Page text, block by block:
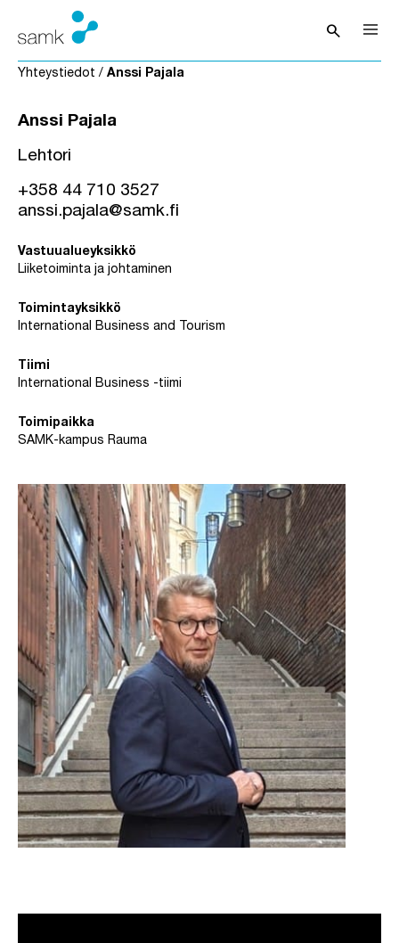
Siirry sisältöön
searchAvaa haku
Yhteystiedot / Anssi Pajala
Anssi Pajala
Lehtori
+358 44 710 3527
anssi.pajala@samk.fi
Vastuualueyksikkö
Liiketoiminta ja johtaminen
Toimintayksikkö
International Business and Tourism
Tiimi
International Business -tiimi
Toimipaikka
SAMK-kampus Rauma